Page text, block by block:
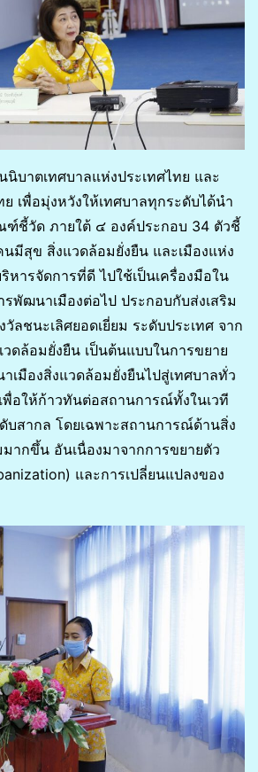
บาตเทศบาลแห่งประเทศไทย และ
เพื่อมุ่งหวังให้เทศบาลทุกระดับได้นำ
ฑ์ชี้วัด ภายใต้ ๔ องค์ประกอบ 34 ตัวชี้
นมีสุข สิ่งแวดล้อมยั่งยืน และเมืองแห่ง
หารจัดการที่ดี ไปใช้เป็นเครื่องมือใน
พัฒนาเมืองต่อไป ประกอบกับส่งเสริม
ลชนะเลิศยอดเยี่ยม ระดับประเทศ จาก
วดล้อมยั่งยืน เป็นต้นแบบในการขยาย
เมืองสิ่งแวดล้อมยั่งยืนไปสู่เทศบาลทั่ว
พื่อให้ก้าวทันต่อสถานการณ์ทั้งในเวที
บสากล โดยเฉพาะสถานการณ์ด้านสิ่ง
ากขึ้น อันเนื่องมาจากการขยายตัว
และการเปลี่ยนแปลงของ